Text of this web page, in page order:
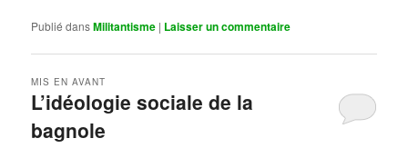
Publié dansMilitantisme | Laisser un commentaire
L’idéologie sociale de la
bagnole
MIS EN AVANT